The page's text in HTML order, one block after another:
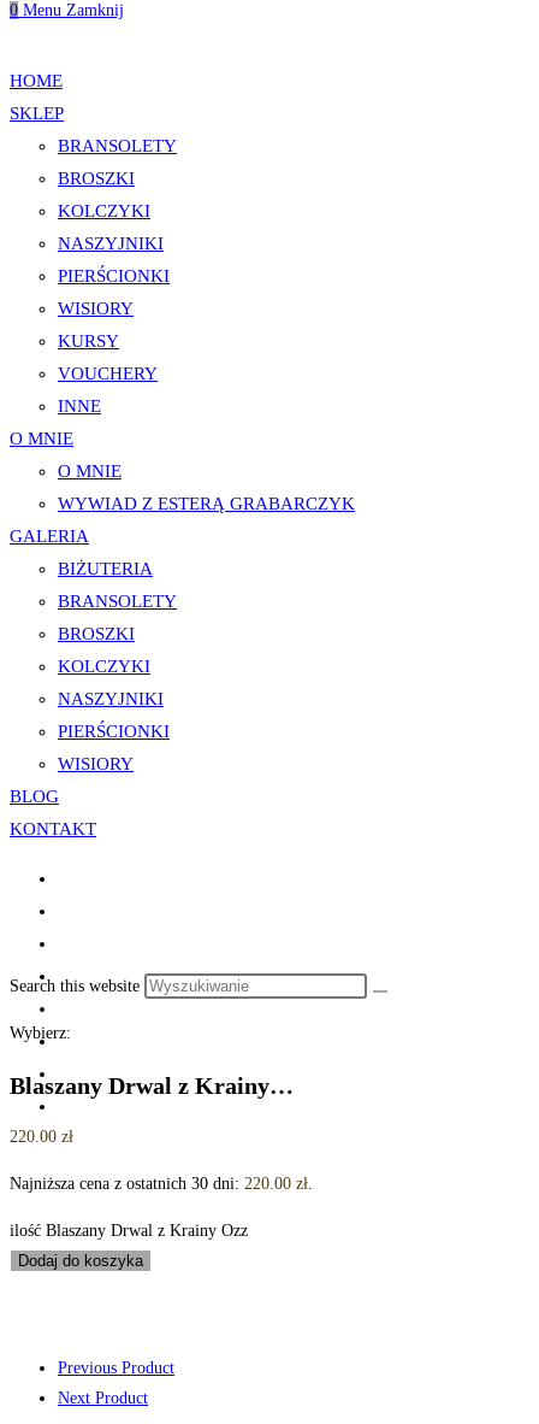
0 Menu Zamknij
HOME
SKLEP
BRANSOLETY
BROSZKI
KOLCZYKI
NASZYJNIKI
PIERŚCIONKI
WISIORY
KURSY
VOUCHERY
INNE
O MNIE
O MNIE
WYWIAD Z ESTERĄ GRABARCZYK
GALERIA
BIŻUTERIA
BRANSOLETY
BROSZKI
KOLCZYKI
NASZYJNIKI
PIERŚCIONKI
WISIORY
BLOG
KONTAKT
Search this website
Wybierz:
Blaszany Drwal z Krainy…
220.00 zł
Najniższa cena z ostatnich 30 dni: 220.00 zł.
ilość Blaszany Drwal z Krainy Ozz
Dodaj do koszyka
Previous Product
Next Product